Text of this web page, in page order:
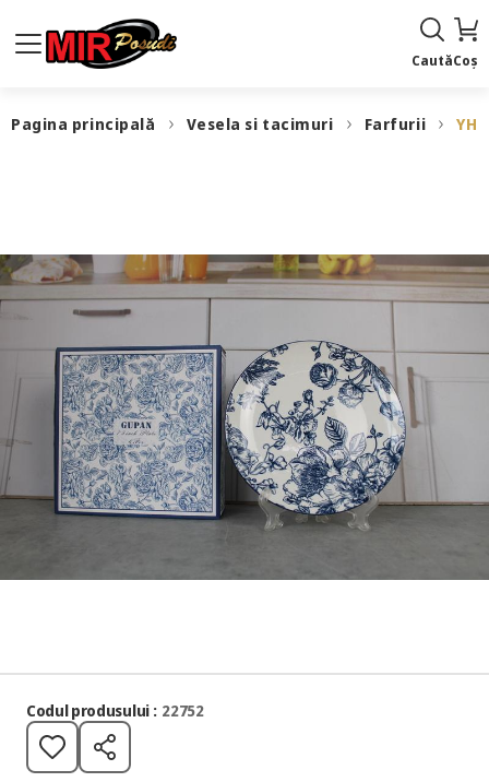
CautăCoș
Pagina principală Vesela si tacimuri Farfurii
Codul produsului : 22752